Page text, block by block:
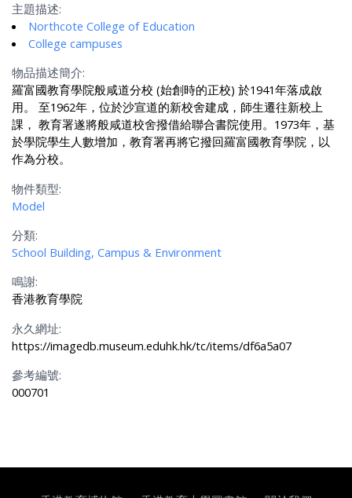
主題描述:
Northcote College of Education
College campuses
物品描述簡介:
羅富國教育學院般咸道分校 (始創時的正校) 於1941年落成啟
用。 至1962年，位於沙宣道的新校舍建成，師生遷往新校上
課， 教育署遂將般咸道校舍撥借給聯合書院使用。1973年，基
於學院學生人數增加，教育署再將它撥回羅富國教育學院，以
作為分校。
物件類型:
Model
分類:
School Building, Campus & Environment
鳴謝:
香港教育學院
永久網址:
https://imagedb.museum.eduhk.hk/tc/items/df6a5a07
參考編號:
000701